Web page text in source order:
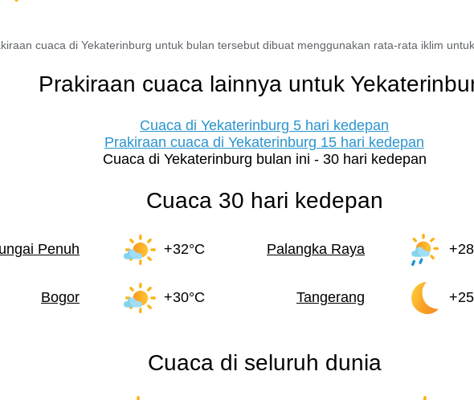
cuaca di Yekaterinburg untuk bulan tersebut dibuat menggunakan rata-rata iklim untuk
Prakiraan cuaca lainnya untuk
Cuaca di Yekaterinburg 5 hari kedepan
Prakiraan cuaca di Yekaterinburg 15 hari kedepan
Cuaca di Yekaterinburg bulan ini - 30 hari kedepan
Cuaca 30 hari kedepan
Penuh +32°C Palangka Raya
Bogor +30°C Tangerang
Cuaca di seluruh dunia